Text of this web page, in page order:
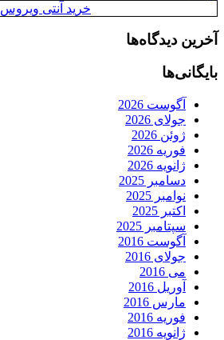
خرید آنتی ویروس
آخرین دیدگاه‌ها
بایگانی‌ها
آگوست 2026
جولای 2026
ژوئن 2026
فوریه 2026
ژانویه 2026
دسامبر 2025
نوامبر 2025
اکتبر 2025
سپتامبر 2025
آگوست 2016
جولای 2016
می 2016
آوریل 2016
مارس 2016
فوریه 2016
ژانویه 2016